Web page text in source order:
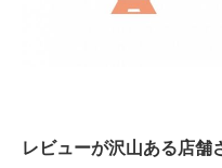
レビューが沢山ある店舗